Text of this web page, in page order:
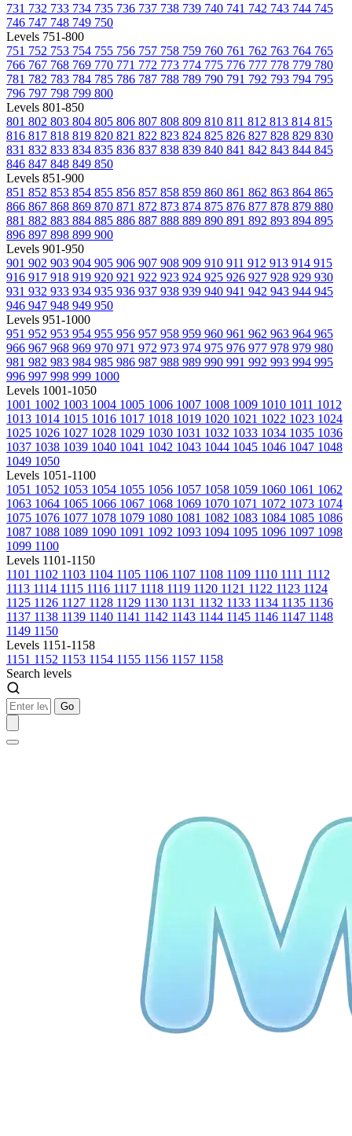
731 732 733 734 735 736 737 738 739 740 741 742 743 744 745
746 747 748 749 750
Levels 751-800
751 752 753 754 755 756 757 758 759 760 761 762 763 764 765
766 767 768 769 770 771 772 773 774 775 776 777 778 779 780
781 782 783 784 785 786 787 788 789 790 791 792 793 794 795
796 797 798 799 800
Levels 801-850
801 802 803 804 805 806 807 808 809 810 811 812 813 814 815
816 817 818 819 820 821 822 823 824 825 826 827 828 829 830
831 832 833 834 835 836 837 838 839 840 841 842 843 844 845
846 847 848 849 850
Levels 851-900
851 852 853 854 855 856 857 858 859 860 861 862 863 864 865
866 867 868 869 870 871 872 873 874 875 876 877 878 879 880
881 882 883 884 885 886 887 888 889 890 891 892 893 894 895
896 897 898 899 900
Levels 901-950
901 902 903 904 905 906 907 908 909 910 911 912 913 914 915
916 917 918 919 920 921 922 923 924 925 926 927 928 929 930
931 932 933 934 935 936 937 938 939 940 941 942 943 944 945
946 947 948 949 950
Levels 951-1000
951 952 953 954 955 956 957 958 959 960 961 962 963 964 965
966 967 968 969 970 971 972 973 974 975 976 977 978 979 980
981 982 983 984 985 986 987 988 989 990 991 992 993 994 995
996 997 998 999 1000
Levels 1001-1050
1001 1002 1003 1004 1005 1006 1007 1008 1009 1010 1011 1012
1013 1014 1015 1016 1017 1018 1019 1020 1021 1022 1023 1024
1025 1026 1027 1028 1029 1030 1031 1032 1033 1034 1035 1036
1037 1038 1039 1040 1041 1042 1043 1044 1045 1046 1047 1048
1049 1050
Levels 1051-1100
1051 1052 1053 1054 1055 1056 1057 1058 1059 1060 1061 1062
1063 1064 1065 1066 1067 1068 1069 1070 1071 1072 1073 1074
1075 1076 1077 1078 1079 1080 1081 1082 1083 1084 1085 1086
1087 1088 1089 1090 1091 1092 1093 1094 1095 1096 1097 1098
1099 1100
Levels 1101-1150
1101 1102 1103 1104 1105 1106 1107 1108 1109 1110 1111 1112
1113 1114 1115 1116 1117 1118 1119 1120 1121 1122 1123 1124
1125 1126 1127 1128 1129 1130 1131 1132 1133 1134 1135 1136
1137 1138 1139 1140 1141 1142 1143 1144 1145 1146 1147 1148
1149 1150
Levels 1151-1158
1151 1152 1153 1154 1155 1156 1157 1158
Search levels
Go